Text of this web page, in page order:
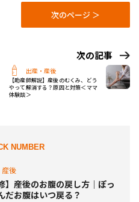
次のページ ＞
次の記事
出産・産後
【助産師解説】産後のむくみ、どう
やって解消する？原因と対策＜ママ
体験談＞
NUMBER
産後
】産後のお腹の戻し方｜ぽっ
だお腹はいつ戻る？